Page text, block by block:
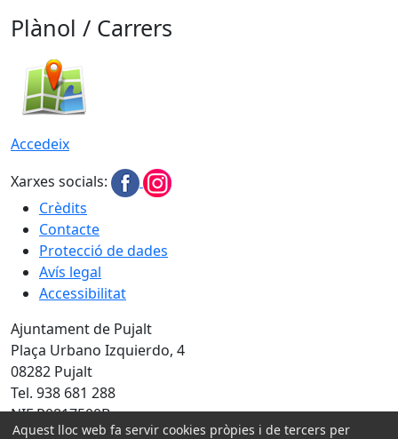
Plànol / Carrers
Accedeix
Xarxes socials:
Crèdits
Contacte
Protecció de dades
Avís legal
Accessibilitat
Ajuntament de Pujalt
Plaça Urbano Izquierdo, 4
08282 Pujalt
Tel. 938 681 288
NIF P0817500B
Aquest lloc web fa servir cookies pròpies i de tercers per